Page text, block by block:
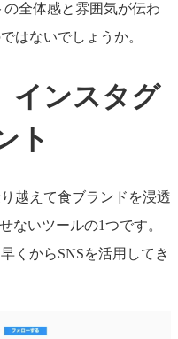
全体感と雰囲気が伝わ
はないでしょうか。
インスタグ
ト
越えて食ブランドを浸透
ないツールの1つです。
くからSNSを活用してき